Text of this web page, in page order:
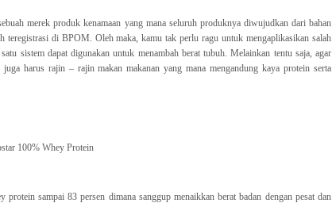
merek produk kenamaan yang mana seluruh produknya diwujudkan dari bahan
teregistrasi di BPOM. Oleh maka, kamu tak perlu ragu untuk mengaplikasikan salah
sistem dapat digunakan untuk menambah berat tubuh. Melainkan tentu saja, agar
harus rajin – rajin makan makanan yang mana mengandung kaya protein serta
100% Whey Protein
protein sampai 83 persen dimana sanggup menaikkan berat badan dengan pesat dan